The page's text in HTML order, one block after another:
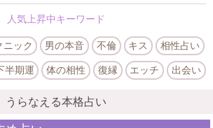
人気上昇中キーワード
ニック 男の本音 不倫 キス 相性占い
半期運 体の相性 復縁 エッチ 出会い
うらなえる本格占い